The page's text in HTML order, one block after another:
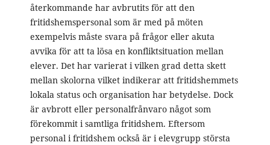
återkommande har avbrutits för att den
fritidshemspersonal som är med på möten
exempelvis måste svara på frågor eller akuta
avvika för att ta lösa en konfliktsituation mellan
elever. Det har varierat i vilken grad detta skett
mellan skolorna vilket indikerar att fritidshemmets
lokala status och organisation har betydelse. Dock
är avbrott eller personalfrånvaro något som
förekommit i samtliga fritidshem. Eftersom
personal i fritidshem också är i elevgrupp största